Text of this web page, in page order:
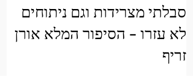
סבלתי מצרידות וגם ניתוחים
לא עזרו - הסיפור המלא אורן
זריף